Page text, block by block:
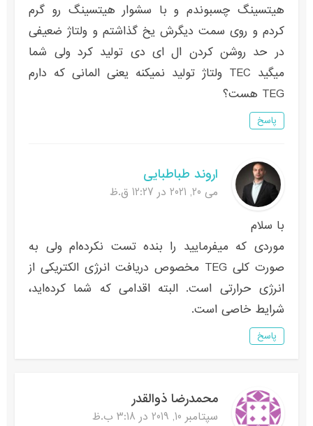
هیتسینگ چسبوندم و با سشوار هیتسینگ رو گرم
کردم و روی سمت دیگرش یخ گذاشتم و ولتاژ ضعیفی
در حد روشن کردن ال ای دی تولید کرد ولی شما
میگید TEC ولتاژ تولید نمیکنه یعنی المانی که دارم
TEG هست؟
پاسخ
اروند طباطبایی
می 20, 2021 در 12:27 ق.ظ
با سلام
موردی که میفرمایید را بنده تست نکرده‌ام ولی به
صورت کلی TEG مخصوص دریافت انرژی الکتریکی از
انرژی حرارتی است. البته اقدامی که شما کرده‌اید،
شرایط خاصی است.
پاسخ
محمدرضا ذوالقدر
سپتامبر 10, 2019 در 3:18 ب.ظ